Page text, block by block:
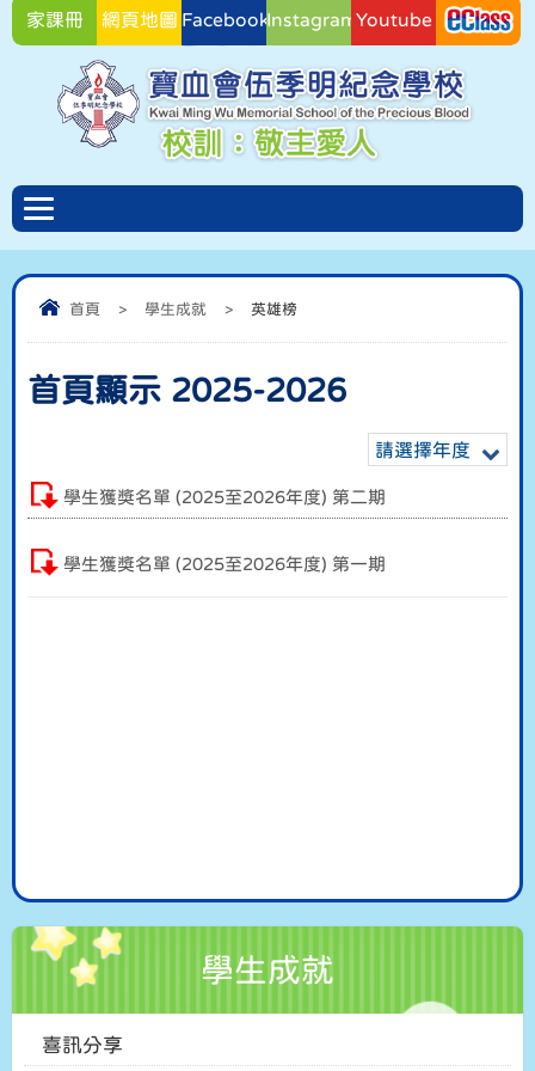
家課冊 網頁地圖 FacebookInstagramYoutube
首頁 > 學生成就 > 英雄榜
首頁顯示 2025-2026
請選擇年度
學生獲獎名單 (2025至2026年度) 第二期
學生獲獎名單 (2025至2026年度) 第一期
學生成就
喜訊分享